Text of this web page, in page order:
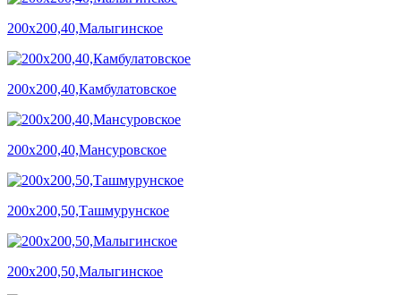
200х200,40,Малыгинское
200х200,40,Камбулатовское
200х200,40,Мансуровское
200х200,50,Ташмурунское
200х200,50,Малыгинское